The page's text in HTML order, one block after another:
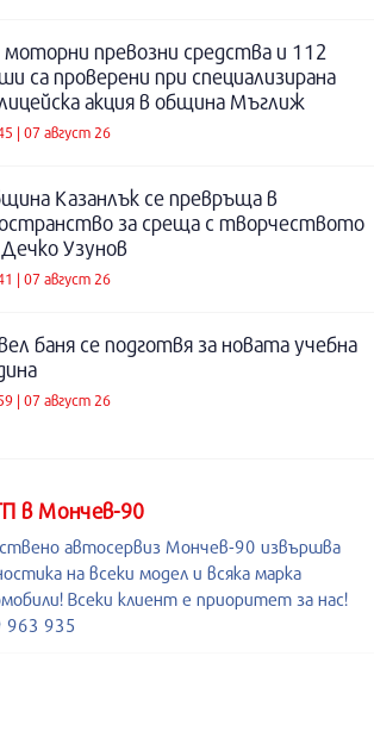
моторни превозни средства и 112
са проверени при специализирана
акция в община Мъглиж
| 07 август 26
Казанлък се превръща в
за среща с творчеството
Узунов
| 07 август 26
баня се подготвя за новата учебна
| 07 август 26
в Мончев-90
автосервиз Мончев-90 извършва
на всеки модел и всяка марка
Всеки клиент е приоритет за нас!
963 935